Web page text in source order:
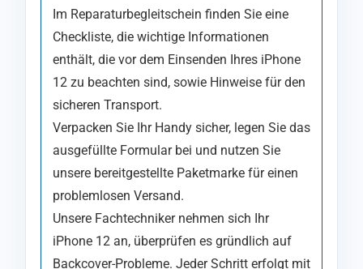
Im Reparaturbegleitschein finden Sie eine
Checkliste, die wichtige Informationen
enthält, die vor dem Einsenden Ihres iPhone
12 zu beachten sind, sowie Hinweise für den
sicheren Transport.
Verpacken Sie Ihr Handy sicher, legen Sie das
ausgefüllte Formular bei und nutzen Sie
unsere bereitgestellte Paketmarke für einen
problemlosen Versand.
Unsere Fachtechniker nehmen sich Ihr
iPhone 12 an, überprüfen es gründlich auf
Backcover-Probleme. Jeder Schritt erfolgt mit